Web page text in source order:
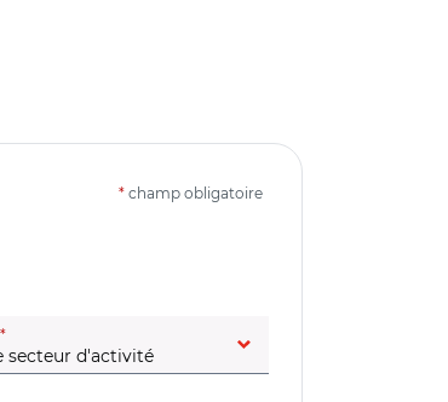
* champ obligatoire
(champ obligatoire)